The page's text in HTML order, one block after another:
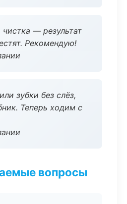
— результат
Рекомендую!
зубки без слёз,
Теперь ходим с
вопросы